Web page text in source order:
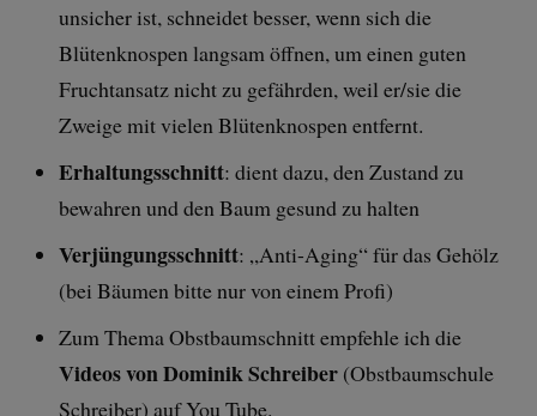
unsicher ist, schneidet besser, wenn sich die
Blütenknospen langsam öffnen, um einen guten
Fruchtansatz nicht zu gefährden, weil er/sie die
Zweige mit vielen Blütenknospen entfernt.
Erhaltungsschnitt: dient dazu, den Zustand zu
bewahren und den Baum gesund zu halten
Verjüngungsschnitt: „Anti-Aging“ für das Gehölz
(bei Bäumen bitte nur von einem Profi)
Zum Thema Obstbaumschnitt empfehle ich die
Videos von Dominik Schreiber (Obstbaumschule
Schreiber) auf You Tube.